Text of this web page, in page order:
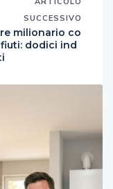
SUCCESSIVO
milionario co
dodici ind